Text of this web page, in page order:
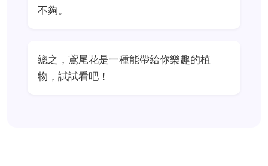
不夠。
總之，鳶尾花是一種能帶給你樂趣的植
物，試試看吧！